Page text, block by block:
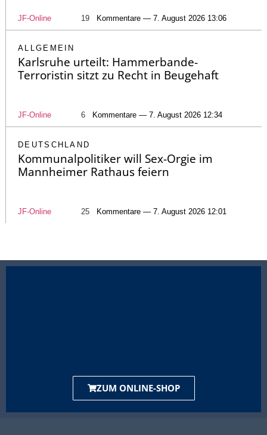
JF-Online 19 Kommentare — 7. August 2026 13:06
ALLGEMEIN
Karlsruhe urteilt: Hammerbande-
Terroristin sitzt zu Recht in Beugehaft
JF-Online 6 Kommentare — 7. August 2026 12:34
DEUTSCHLAND
Kommunalpolitiker will Sex-Orgie im
Mannheimer Rathaus feiern
JF-Online 25 Kommentare — 7. August 2026 12:01
ZUM ONLINE-SHOP